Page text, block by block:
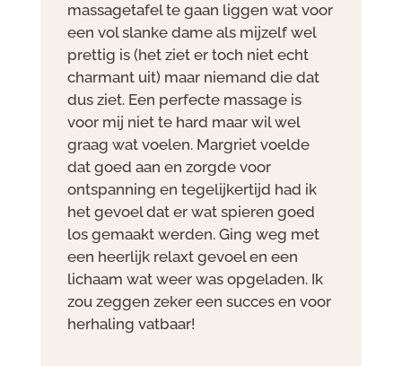
massagetafel te gaan liggen wat voor
een vol slanke dame als mijzelf wel
prettig is (het ziet er toch niet echt
charmant uit) maar niemand die dat
dus ziet. Een perfecte massage is
voor mij niet te hard maar wil wel
graag wat voelen. Margriet voelde
dat goed aan en zorgde voor
ontspanning en tegelijkertijd had ik
het gevoel dat er wat spieren goed
los gemaakt werden. Ging weg met
een heerlijk relaxt gevoel en een
lichaam wat weer was opgeladen. Ik
zou zeggen zeker een succes en voor
herhaling vatbaar!